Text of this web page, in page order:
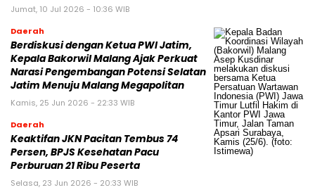
Jumat, 10 Jul 2026 - 10:36 WIB
Daerah
Berdiskusi dengan Ketua PWI Jatim,
Kepala Bakorwil Malang Ajak Perkuat
Narasi Pengembangan Potensi Selatan
Jatim Menuju Malang Megapolitan
Kamis, 25 Jun 2026 - 22:33 WIB
Daerah
Keaktifan JKN Pacitan Tembus 74
Persen, BPJS Kesehatan Pacu
Perburuan 21 Ribu Peserta
Selasa, 23 Jun 2026 - 20:33 WIB